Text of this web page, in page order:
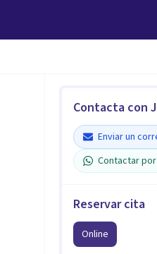
Contacta con
Enviar un
Contactar
Reservar cita
Online